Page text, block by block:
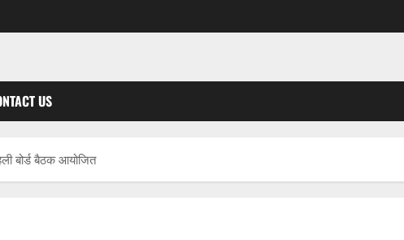
US
बोर्ड बैठक आयोजित